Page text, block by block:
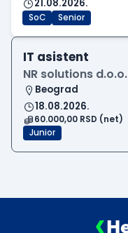
21.08.2026.
SoC Senior
IT asistent
NR solutions d.o.o.
Beograd
18.08.2026.
60.000,00 RSD (net)
Junior